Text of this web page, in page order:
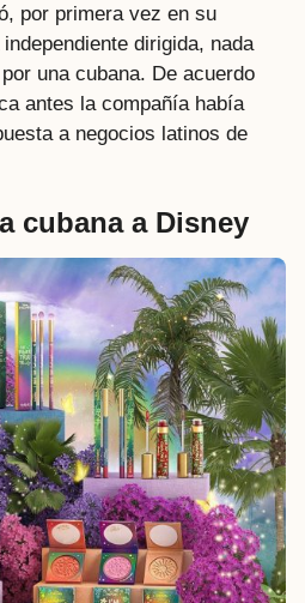
por primera vez en su
dirigida, nada
una cubana. De acuerdo
antes la compañía había
a negocios latinos de
cubana a Disney